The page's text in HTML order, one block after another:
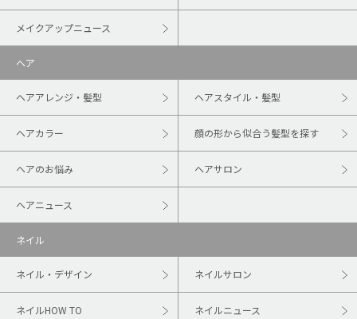
メイクアップニュース
ヘア
ヘアアレンジ・髪型 ヘアスタイル・髪型
ヘアカラー 顔の形から似合う髪型を探す
ヘアのお悩み ヘアサロン
ヘアニュース
ネイル
ネイル・デザイン ネイルサロン
ネイルHOW TO ネイルニュース